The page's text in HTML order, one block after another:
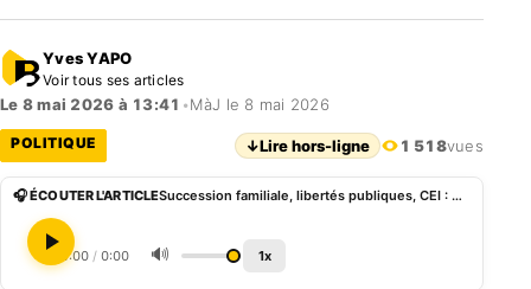
Yves YAPO
Voir tous ses articles
Le 8 mai 2026 à 13:41 •MàJ le 8 mai 2026
POLITIQUE ↓Lire hors-ligne 1 518vues
🎧 ÉCOUTER L'ARTICLE Succession familiale, libertés publiques, CEI : Pascal Affi N’Guessan charge le régime Ouattara
0:00 / 0:00 🔊 1x